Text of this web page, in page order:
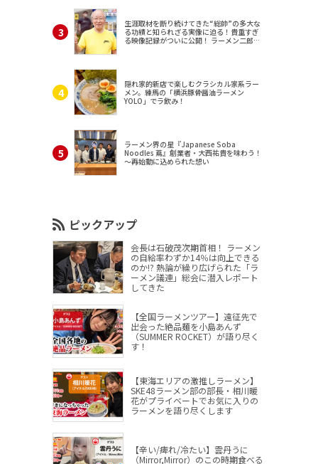
生涯取材を断り続けてきた“総帥”の多大な
る功績と知られざる実像に迫る！貴重すぎ
る映像記録がついに公開！ ラーメン二郎
隠れ家的新店で楽しむクラシカル家系ラー
メン。練馬の「横浜豚骨醤油ラーメン
YOLO」でラ飲み！
ラーメン界の星『Japanese Soba
Noodles 蔦』創業者・大西祐貴を味わう！
～再始動に込められた想い
ピックアップ
会長は石破茂次期首相！ ラーメン
の自給率わずか14％は向上できる
のか!? 熱論が繰り広げられた「ラ
ーメン議連」総会に潜入レポート
してきた
【全国ラーメンツアー】遠征先で
出会った絶品麺を小島あんず
（SUMMER ROCKET）が語り尽く
す！
【東海エリアの激推しラーメン】
SKE48ラーメン部の部長・相川暖
花がプライベートでお気に入りの
ラーメンを語り尽くします
【辛い/痺れ/冷たい】雲丹うに
（Mirror,Mirror）のこの時期食べる